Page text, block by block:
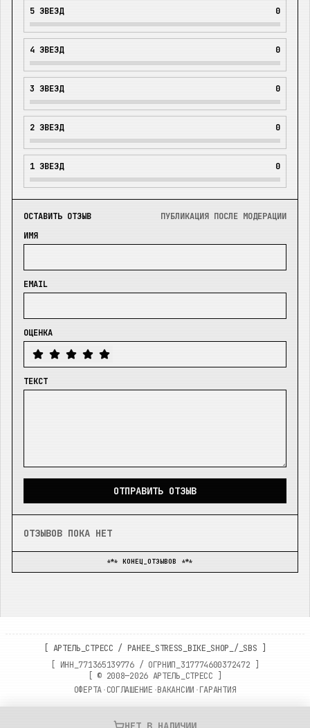
5 ЗВЕЗД 0
4 ЗВЕЗД 0
3 ЗВЕЗД 0
2 ЗВЕЗД 0
1 ЗВЕЗД 0
ОСТАВИТЬ ОТЗЫВ
ПУБЛИКАЦИЯ ПОСЛЕ МОДЕРАЦИИ
ИМЯ
EMAIL
ОЦЕНКА
ТЕКСТ
ОТПРАВИТЬ ОТЗЫВ
ОТЗЫВОВ ПОКА НЕТ
*** КОНЕЦ_ОТЗЫВОВ ***
АРТЕЛЬ_СТРЕСС / РАНЕЕ_STRESS_BIKE_SHOP_/_SBS
[ ИНН_ 771365139776/ ОГРНИП_ 317774600372472
[ © 2008—2026АРТЕЛЬ_СТРЕСС ]
ОФЕРТА·СОГЛАШЕНИЕ ·ВАКАНСИИ ·ГАРАНТИЯ